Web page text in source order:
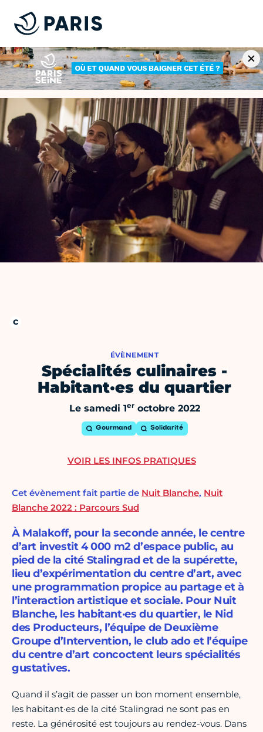
ÉVÈNEMENT
Spécialités culinaires -
Habitant·es du quartier
Le samedi 1eroctobre 2022
Gourmand Solidarité
Cet évènement fait partie de Nuit Blanche, Nuit
Blanche 2022 : Parcours Sud
À Malakoff, pour la seconde année, le centre
d’art investit 4 000 m2 d’espace public, au
pied de la cité Stalingrad et de la supérette,
lieu d’expérimentation du centre d’art, avec
une programmation propice au partage et à
l’interaction artistique et sociale. Pour Nuit
Blanche, les habitant·es du quartier, le Nid
des Producteurs, l’équipe de Deuxième
Groupe d’Intervention, le club ado et l’équipe
du centre d’art concoctent leurs spécialités
gustatives.
Quand il s’agit de passer un bon moment ensemble,
les habitant·es de la cité Stalingrad ne sont pas en
reste. La générosité est toujours au rendez-vous. Dans
VOIR LES INFOS PRATIQUES